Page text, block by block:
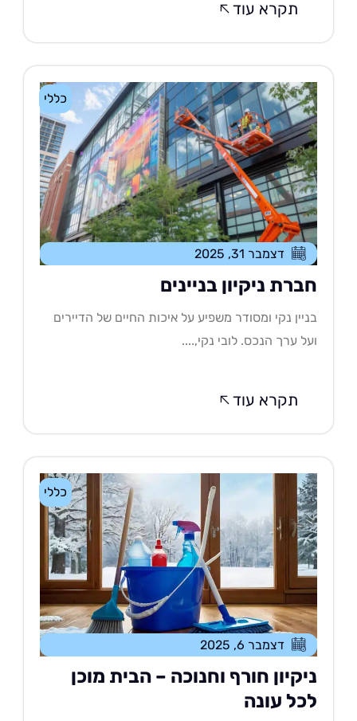
תקרא עוד
כללי
דצמבר 31, 2025
ניקיון בניינים
נקי ומסודר משפיע על איכות החיים של הדיירים
ערך הנכס. לובי נקי,....
תקרא עוד
כללי
דצמבר 6, 2025
חורף וחנוכה – הבית מוכן
עונה